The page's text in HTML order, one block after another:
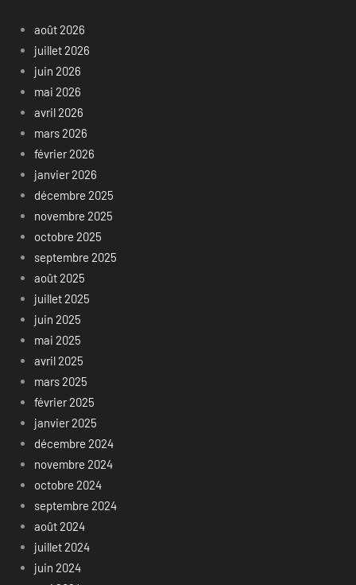
août 2026
juillet 2026
juin 2026
mai 2026
avril 2026
mars 2026
février 2026
janvier 2026
décembre 2025
novembre 2025
octobre 2025
septembre 2025
août 2025
juillet 2025
juin 2025
mai 2025
avril 2025
mars 2025
février 2025
janvier 2025
décembre 2024
novembre 2024
octobre 2024
septembre 2024
août 2024
juillet 2024
juin 2024